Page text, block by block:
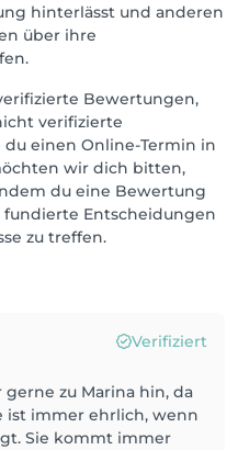
hinterlässt und anderen
über ihre
Bewertungen,
verifizierte
einen Online-Termin in
wir dich bitten,
du eine Bewertung
Entscheidungen
zu treffen.
Verifiziert
zu Marina hin, da
ist immer ehrlich, wenn
Sie kommt immer